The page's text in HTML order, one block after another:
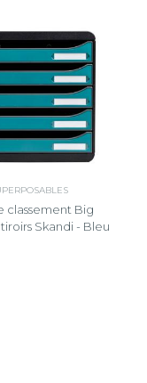
classement Big
tiroirs Skandi - Bleu